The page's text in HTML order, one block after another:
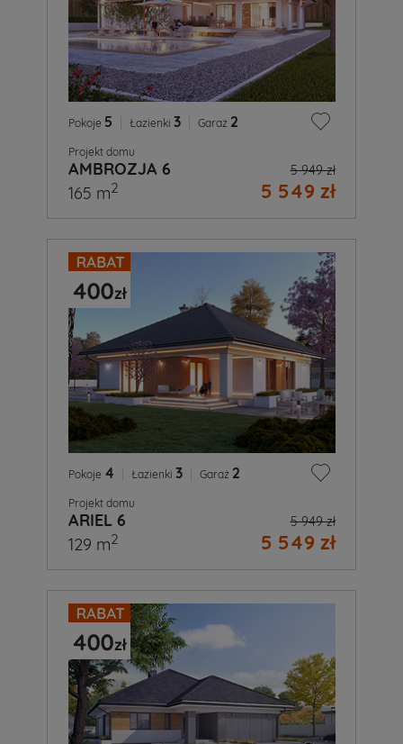
Pokoje 5 Łazienki 3 Garaż 2
Projekt domu
AMBROZJA 6 5 949 zł
5 549 zł
165 m2
Pokoje 4 Łazienki 3 Garaż 2
Projekt domu
ARIEL 6 5 949 zł
5 549 zł
129 m2